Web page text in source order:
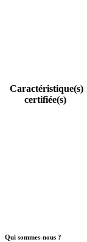
Caractéristique(s)
certifiée(s)
Qui sommes-nous ?